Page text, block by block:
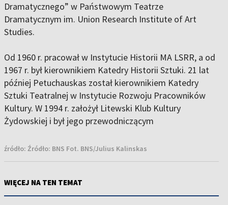
Dramatycznego” w Państwowym Teatrze
Dramatycznym im. Union Research Institute of Art
Studies.
Od 1960 r. pracował w Instytucie Historii MA LSRR, a od
1967 r. był kierownikiem Katedry Historii Sztuki. 21 lat
później Petuchauskas został kierownikiem Katedry
Sztuki Teatralnej w Instytucie Rozwoju Pracowników
Kultury. W 1994 r. założył Litewski Klub Kultury
Żydowskiej i był jego przewodniczącym
źródło: Źródło: BNS Fot. BNS/Julius Kalinskas
WIĘCEJ NA TEN TEMAT